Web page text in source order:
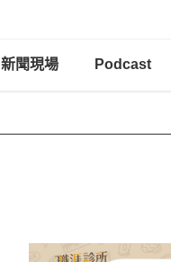
新聞現場 Podcast